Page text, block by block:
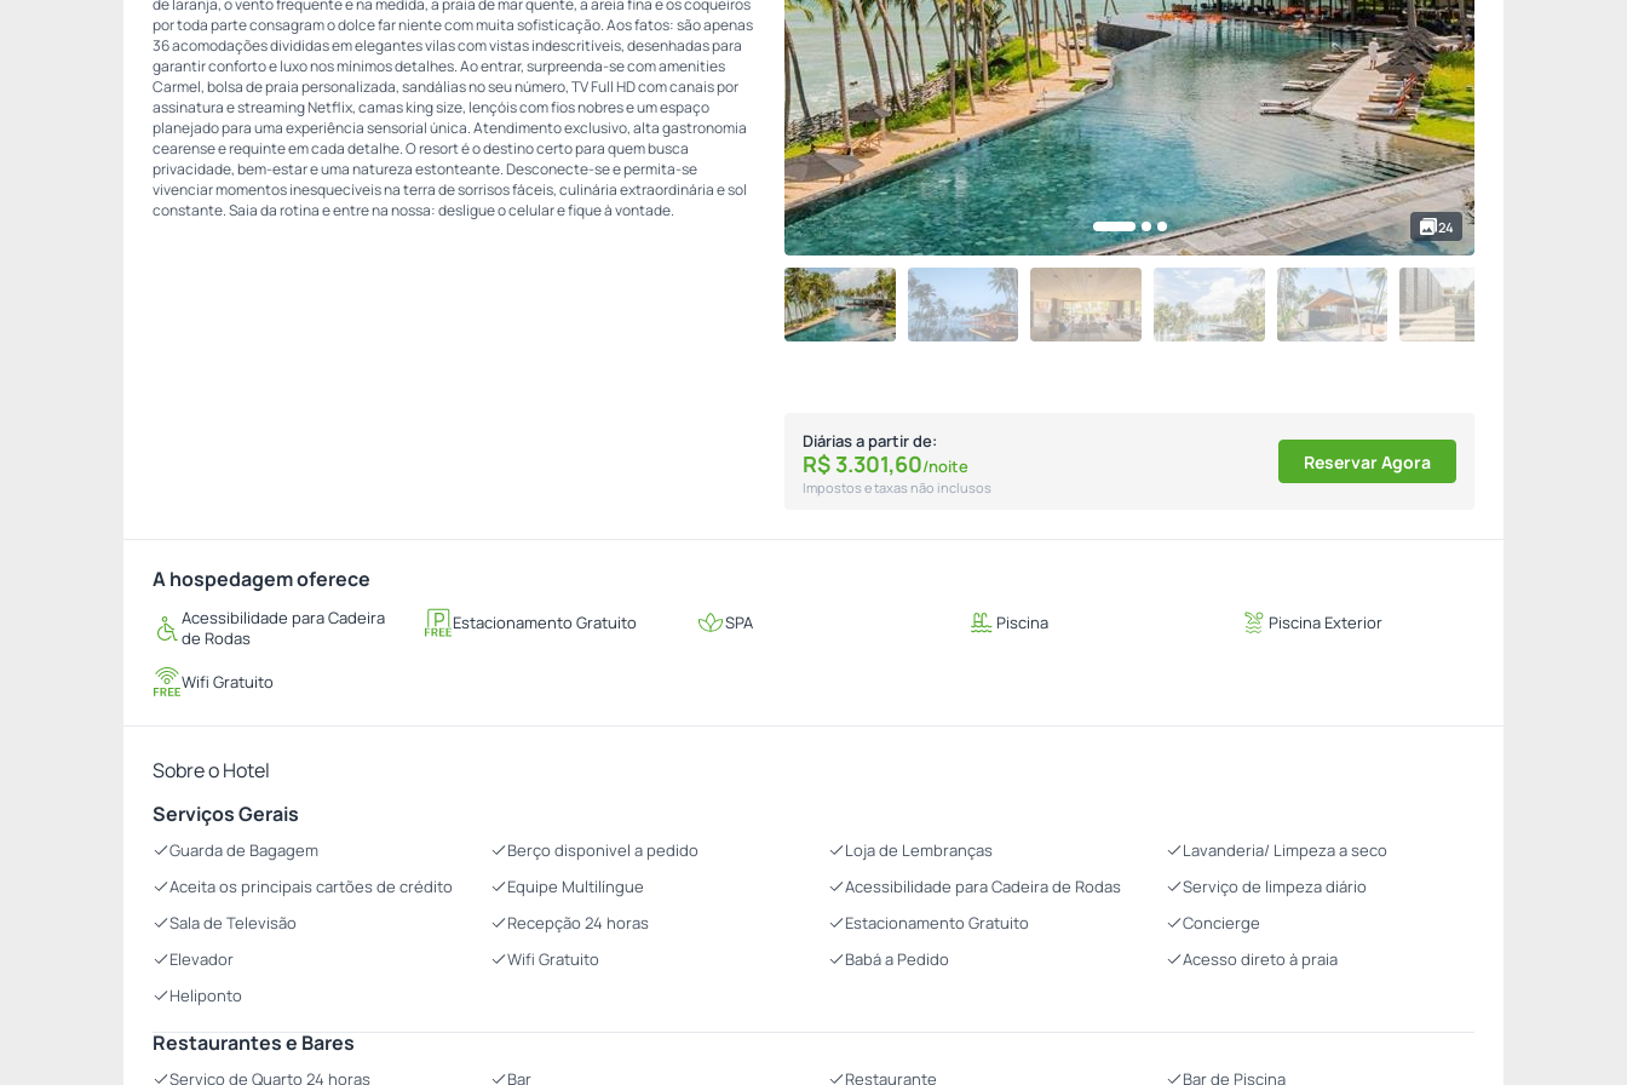
de laranja, o vento frequente e na medida, a praia de mar quente, a areia fina e os coqueiros
por toda parte consagram o dolce far niente com muita sofisticação. Aos fatos: são apenas
36 acomodações divididas em elegantes vilas com vistas indescritíveis, desenhadas para
garantir conforto e luxo nos mínimos detalhes. Ao entrar, surpreenda-se com amenities
Carmel, bolsa de praia personalizada, sandálias no seu número, TV Full HD com canais por
assinatura e streaming Netflix, camas king size, lençóis com fios nobres e um espaço
planejado para uma experiência sensorial única. Atendimento exclusivo, alta gastronomia
cearense e requinte em cada detalhe. O resort é o destino certo para quem busca
privacidade, bem-estar e uma natureza estonteante. Desconecte-se e permita-se
vivenciar momentos inesquecíveis na terra de sorrisos fáceis, culinária extraordinária e sol
constante. Saia da rotina e entre na nossa: desligue o celular e fique à vontade.
24
Diárias a partir de:
R$ 3.301,60/noite
Impostos e taxas não inclusos
Reservar Agora
A hospedagem oferece
Acessibilidade para Cadeira
de Rodas
Estacionamento Gratuito SPA Piscina Piscina Exterior
Wifi Gratuito
Sobre o Hotel
Serviços Gerais
Guarda de Bagagem Berço disponivel a pedido Loja de Lembranças
Lavanderia/ Limpeza a seco
Aceita os principais cartões de crédito
Equipe Multilíngue Acessibilidade para Cadeira de Rodas
Serviço de limpeza diário
Sala de Televisão
Recepção 24 horas Estacionamento Gratuito
Concierge
Elevador
Wifi Gratuito Babá a Pedido
Acesso direto à praia
Heliponto
Restaurantes e Bares
Serviço de Quarto 24 horas Bar Restaurante Bar de Piscina